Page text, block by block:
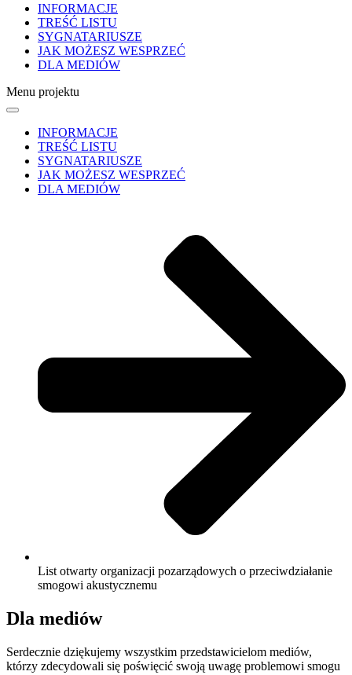
INFORMACJE
TREŚĆ LISTU
SYGNATARIUSZE
JAK MOŻESZ WESPRZEĆ
DLA MEDIÓW
Menu projektu
INFORMACJE
TREŚĆ LISTU
SYGNATARIUSZE
JAK MOŻESZ WESPRZEĆ
DLA MEDIÓW
List otwarty organizacji pozarządowych o przeciwdziałanie
smogowi akustycznemu
Dla mediów
Serdecznie dziękujemy wszystkim przedstawicielom mediów,
którzy zdecydowali się poświęcić swoją uwagę problemowi smogu